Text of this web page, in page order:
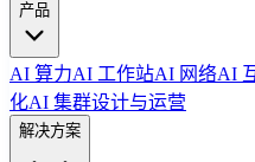
产品
AI 算力AI 工作站AI 网络AI
化AI 集群设计与运营
解决方案